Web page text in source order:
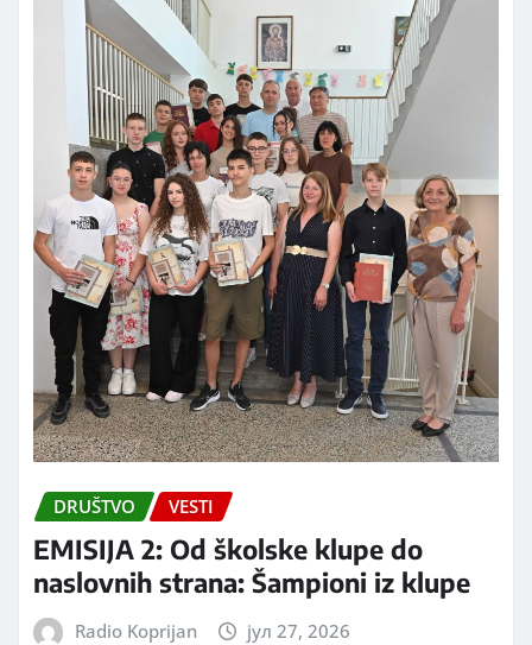
DRUŠTVO VESTI
EMISIJA 2: Od školske klupe do
naslovnih strana: Šampioni iz klupe
Radio Koprijan јул 27, 2026